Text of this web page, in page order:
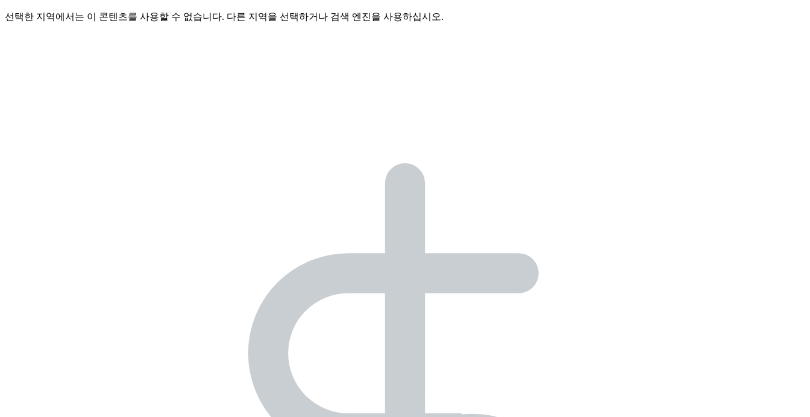
선택한 지역에서는 이 콘텐츠를 사용할 수 없습니다. 다른 지역을 선택하거나 검색 엔진을 사용하십시오.